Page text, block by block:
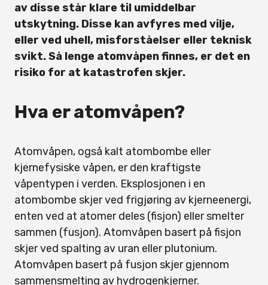
av disse står klare til umiddelbar
utskytning. Disse kan avfyres med vilje,
eller ved uhell, misforståelser eller teknisk
svikt. Så lenge atomvåpen finnes, er det en
risiko for at katastrofen skjer.
Hva er atomvåpen?
Atomvåpen, også kalt atombombe eller
kjernefysiske våpen, er den kraftigste
våpentypen i verden. Eksplosjonen i en
atombombe skjer ved frigjøring av kjerneenergi,
enten ved at atomer deles (fisjon) eller smelter
sammen (fusjon). Atomvåpen basert på fisjon
skjer ved spalting av uran eller plutonium.
Atomvåpen basert på fusjon skjer gjennom
sammensmelting av hydrogenkjerner.